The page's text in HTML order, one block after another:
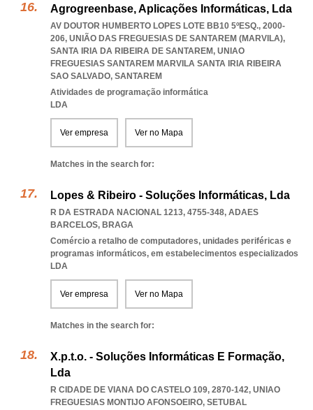
Agrogreenbase, Aplicações Informáticas, Lda
AV DOUTOR HUMBERTO LOPES LOTE BB10 5ºESQ., 2000-
206, UNIÃO DAS FREGUESIAS DE SANTAREM (MARVILA),
SANTA IRIA DA RIBEIRA DE SANTAREM, UNIAO
FREGUESIAS SANTAREM MARVILA SANTA IRIA RIBEIRA
SAO SALVADO, SANTAREM
Atividades de programação informática
LDA
Ver empresa Ver no Mapa
Matches in the search for:
Lopes & Ribeiro - Soluções Informáticas, Lda
R DA ESTRADA NACIONAL 1213, 4755-348, ADAES
BARCELOS, BRAGA
Comércio a retalho de computadores, unidades periféricas e
programas informáticos, em estabelecimentos especializados
LDA
Ver empresa Ver no Mapa
Matches in the search for:
X.p.t.o. - Soluções Informáticas E Formação,
Lda
R CIDADE DE VIANA DO CASTELO 109, 2870-142, UNIAO
FREGUESIAS MONTIJO AFONSOEIRO, SETUBAL